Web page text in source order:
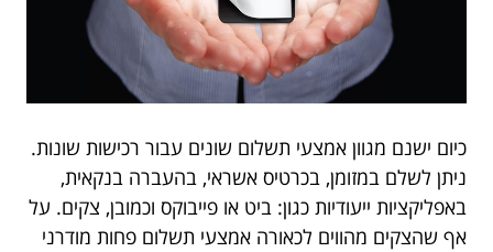
כיום ישנם מגוון אמצעי תשלום שונים עבור רכישות שונות.
ניתן לשלם במזומן, בכרטיס אשראי, בהעברה בנקאית,
באפליקציות ייעודיות כגון: ביט או פייבוקס וכמובן, צקים. על
אף שהצקים מהווים לכאורה אמצעי תשלום פחות מודרני